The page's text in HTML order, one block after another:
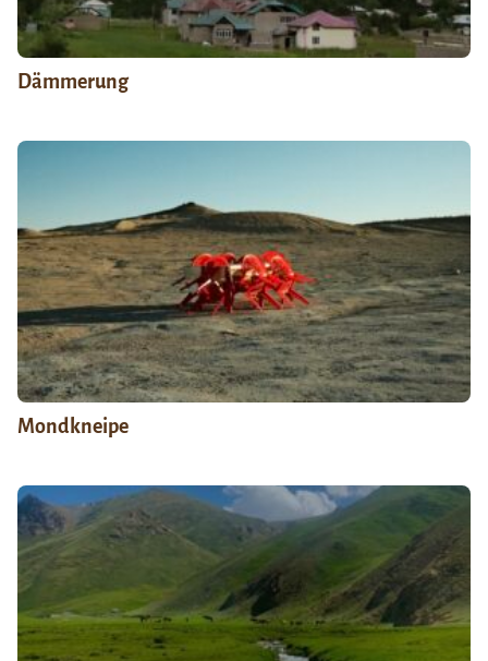
Dämmerung
Mondkneipe